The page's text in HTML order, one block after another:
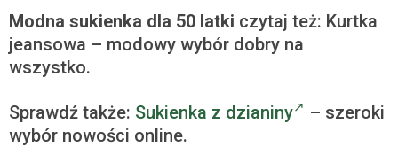
Modna sukienka dla 50 latki czytaj też: Kurtka
jeansowa – modowy wybór dobry na
wszystko.
Sprawdź także: Sukienka z dzianiny
– szeroki
wybór nowości online.